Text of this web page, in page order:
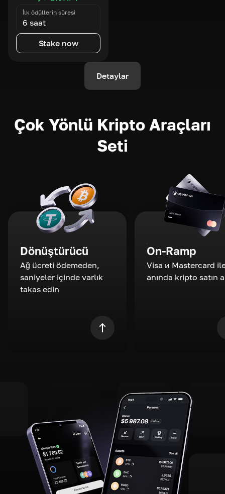
İlk ödüllerin süresi
6 saat
Stake now
Detaylar
Çok Yönlü Kripto Araçları
Seti
Dönüştürücü
Ağ ücreti ödemeden,
saniyeler içinde varlık
takas edin
On-Ramp
Visa и Mastercard
anında kripto satın